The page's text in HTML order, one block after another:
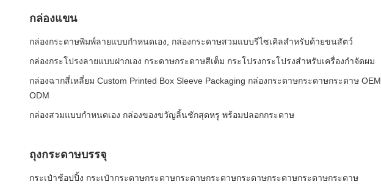
กล่องแขน
กล่องกระดาษพิมพ์ลายแบบกำหนดเอง, กล่องกระดาษสวมแบบรีไซเคิลสำหรับด้ายขนสัตว์
กล่องกระโปรงลายแบบฝากเอง กระดาษกระดาษสีเต็ม กระโปรงกระโปรงสําหรับเครื่องกําจัดผม
กล่องฉากสี่เหลี่ยม Custom Printed Box Sleeve Packaging กล่องกระดาษกระดาษกระดาษ OEM
ODM
กล่องสวมแบบกำหนดเอง กล่องของขวัญลิ้นชักสุดหรู พร้อมปลอกกระดาษ
ถุงกระดาษบรรจุ
กระเป๋าช้อปปิ้ง กระเป๋ากระดาษกระดาษกระดาษกระดาษกระดาษกระดาษกระดาษกระดาษ